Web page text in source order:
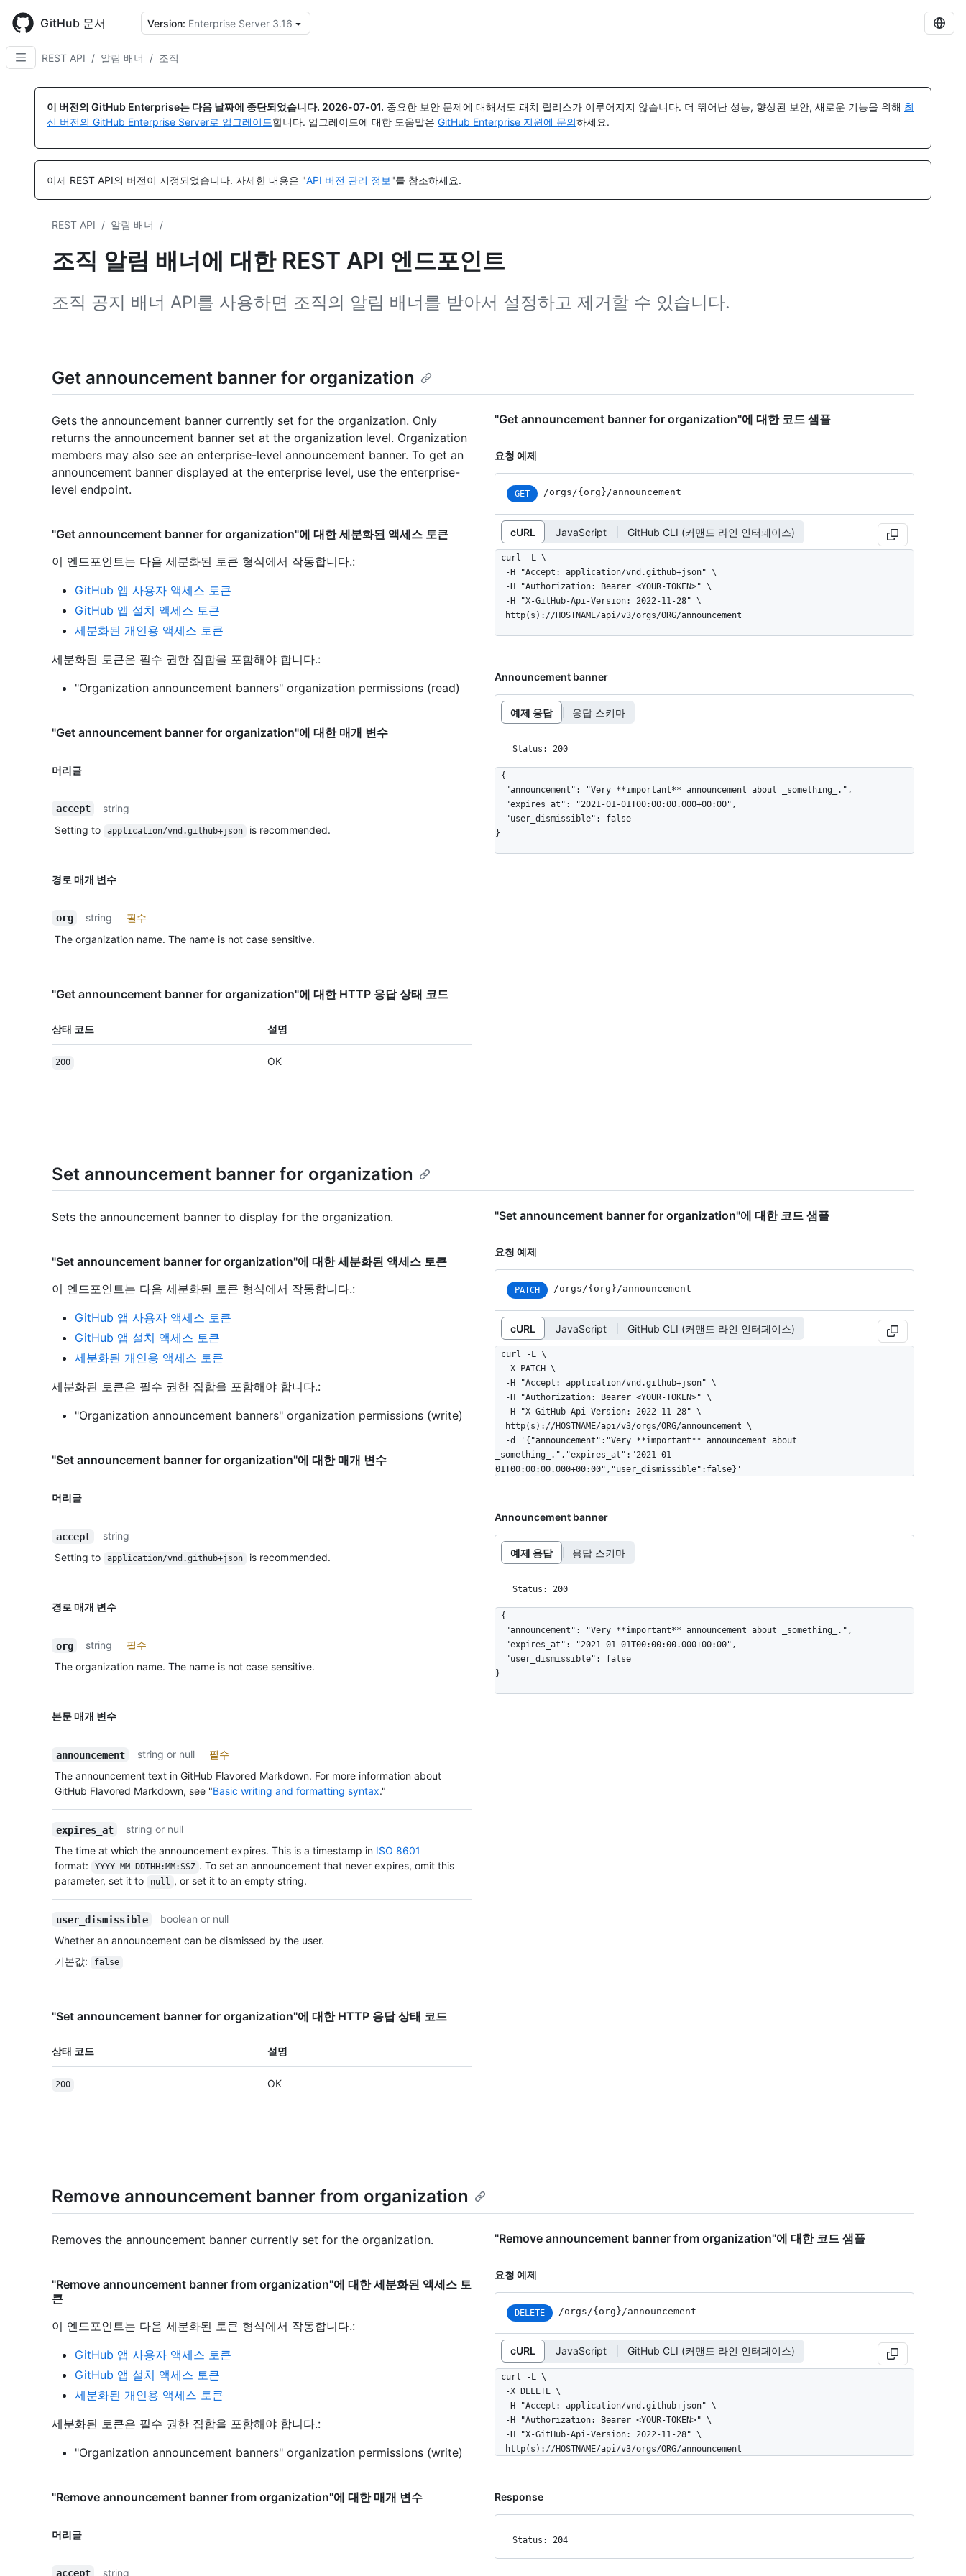
main
content
GitHub 문서 Version: Enterprise Server 3.16
REST API / 알림 배너 / 조직
이 버전의 GitHub Enterprise는 다음 날짜에 중단되었습니다. 2026-07-01. 중요한 보안 문제에 대해서도 패치 릴리스가 이루어지지 않습니다. 더 뛰어난 성능, 향상된 보안, 새로운 기능을 위해 최
신 버전의 GitHub Enterprise Server로 업그레이드합니다. 업그레이드에 대한 도움말은 GitHub Enterprise 지원에 문의하세요.
이제 REST API의 버전이 지정되었습니다. 자세한 내용은 "API 버전 관리 정보"를 참조하세요.
REST API / 알림 배너 /
조직 알림 배너에 대한 REST API 엔드포인트
조직 공지 배너 API를 사용하면 조직의 알림 배너를 받아서 설정하고 제거할 수 있습니다.
Get announcement banner for organization
Gets the announcement banner currently set for the organization. Only
returns the announcement banner set at the organization level. Organization
members may also see an enterprise-level announcement banner. To get an
announcement banner displayed at the enterprise level, use the enterprise-
level endpoint.
"Get announcement banner for organization"에 대한 세분화된 액세스 토큰
이 엔드포인트는 다음 세분화된 토큰 형식에서 작동합니다.:
GitHub 앱 사용자 액세스 토큰
GitHub 앱 설치 액세스 토큰
세분화된 개인용 액세스 토큰
세분화된 토큰은 필수 권한 집합을 포함해야 합니다.:
"Organization announcement banners" organization permissions (read)
"Get announcement banner for organization"에 대한 매개 변수
머리글
이
름,
유
설
accept
string
Setting to
application/vnd.github+json is recommended.
경로 매개 변수
이
름,
유
설
org string
필수
The organization name. The name is not case sensitive.
"Get announcement banner for organization"에 대한 HTTP 응답 상태 코드
상태 코드 설명
200 OK
"Get announcement banner for organization"에 대한 코드 샘플
요청 예제
GET /orgs/{org}/announcement
cURL JavaScript GitHub CLI (커맨드 라인 인터페이스)
curl -L \
  http(s)://HOSTNAME/api/v3/orgs/ORG/announcement
Announcement banner
예제 응답 응답 스키마
Status: 200
{
}
Set announcement banner for organization
Sets the announcement banner to display for the organization.
"Set announcement banner for organization"에 대한 세분화된 액세스 토큰
이 엔드포인트는 다음 세분화된 토큰 형식에서 작동합니다.:
GitHub 앱 사용자 액세스 토큰
GitHub 앱 설치 액세스 토큰
세분화된 개인용 액세스 토큰
세분화된 토큰은 필수 권한 집합을 포함해야 합니다.:
"Organization announcement banners" organization permissions (write)
"Set announcement banner for organization"에 대한 매개 변수
머리글
이
름,
유
설
accept
string
Setting to
application/vnd.github+json is recommended.
경로 매개 변수
이
름,
유
설
org string
필수
The organization name. The name is not case sensitive.
본문 매개 변수
이
름,
유
설
announcement string or null
필수
The announcement text in GitHub Flavored Markdown. For more information about
GitHub Flavored Markdown, see "Basic writing and formatting syntax."
expires_at
string or null
The time at which the announcement expires. This is a timestamp in ISO 8601
format:
YYYY-MM-DDTHH:MM:SSZ . To set an announcement that never expires, omit this
parameter, set it to
null , or set it to an empty string.
user_dismissible
boolean or null
Whether an announcement can be dismissed by the user.
기본값: false
"Set announcement banner for organization"에 대한 HTTP 응답 상태 코드
상태 코드 설명
200 OK
"Set announcement banner for organization"에 대한 코드 샘플
요청 예제
PATCH /orgs/{org}/announcement
cURL JavaScript GitHub CLI (커맨드 라인 인터페이스)
curl -L \
_something_.","expires_at":"2021-01-
01T00:00:00.000+00:00","user_dismissible":false}'
Announcement banner
예제 응답 응답 스키마
Status: 200
{
}
Remove announcement banner from organization
Removes the announcement banner currently set for the organization.
"Remove announcement banner from organization"에 대한 세분화된 액세스 토
큰
이 엔드포인트는 다음 세분화된 토큰 형식에서 작동합니다.:
GitHub 앱 사용자 액세스 토큰
GitHub 앱 설치 액세스 토큰
세분화된 개인용 액세스 토큰
세분화된 토큰은 필수 권한 집합을 포함해야 합니다.:
"Organization announcement banners" organization permissions (write)
"Remove announcement banner from organization"에 대한 매개 변수
머리글
이
름,
유
설
accept string
이
름,
유
설
"Remove announcement banner from organization"에 대한 코드 샘플
요청 예제
DELETE /orgs/{org}/announcement
cURL JavaScript GitHub CLI (커맨드 라인 인터페이스)
curl -L \
  http(s)://HOSTNAME/api/v3/orgs/ORG/announcement
Response
Status: 204